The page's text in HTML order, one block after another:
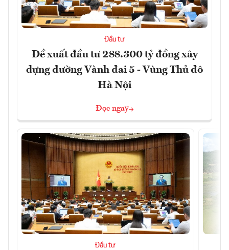
Đầu tư
Đề xuất đầu tư 288.300 tỷ đồng xây
dựng đường Vành đai 5 - Vùng Thủ đô
Hà Nội
Đọc ngay
Đầu tư